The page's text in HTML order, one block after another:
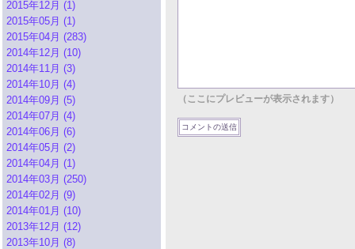
2015年12月 (1)
2015年05月 (1)
2015年04月 (283)
2014年12月 (10)
2014年11月 (3)
2014年10月 (4)
2014年09月 (5)
2014年07月 (4)
2014年06月 (6)
2014年05月 (2)
2014年04月 (1)
2014年03月 (250)
2014年02月 (9)
2014年01月 (10)
2013年12月 (12)
2013年10月 (8)
（ここにプレビューが表示されます）